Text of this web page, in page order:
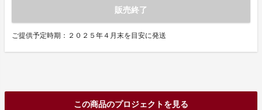
販売終了
ご提供予定時期：２０２５年４月末を目安に発送
この商品のプロジェクトを見る